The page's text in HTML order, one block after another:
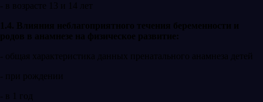
- в возрасте 13 и 14 лет
1.4. Влияния неблагоприятного течения беременности и
родов в анамнезе на физическое развитие:
- общая характеристика данных пренатального анамнеза детей
- при рождении
- в 1 год